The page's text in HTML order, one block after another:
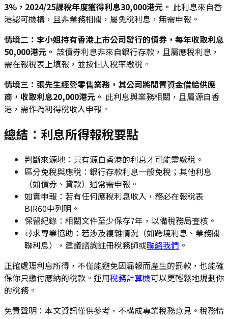
3%，2024/25課稅年度獲得利息30,000港元。 此利息來自香
港認可機構，且非業務相關，屬免稅利息，無需申報。
情境二：李小姐持有香港上市公司發行的債券，每年收取利息
50,000港元。 該債券利息非來自銀行存款，且屬應稅利息，
需在報稅表上填報，並按個人稅率繳稅。
情境三：張先生經營零售業務，其公司將閒置資金借給供應
商，收取利息20,000港元。 此利息與業務相關，且屬源自香
港，需作為利得稅收入申報。
總結：利息所得報稅要點
判斷來源地：只有源自香港的利息才可能需繳稅。
區分免稅與應稅：銀行存款利息一般免稅；其他利息
（如債券、貸款）通常需申報。
如實申報：若有任何應稅利息收入，務必在報稅表
BIR60中列明。
保留紀錄：相關文件至少保存7年，以備稅務局查核。
尋求專業協助：若涉及複雜情況（如跨境利息、業務關
聯利息），建議諮詢註冊稅務師或聯絡我們 。
正確處理利息所得，不僅能避免因漏報而產生的罰款，也能確
保你只繳付應納的稅款。運用稅務計算機可以更輕鬆地規劃你
的稅務。
免責聲明：本文資訊僅供參考，不構成專業稅務意見。稅務情